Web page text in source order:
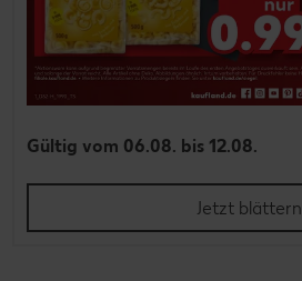
Gültig vom 06.08. bis 12.08.
Jetzt blättern